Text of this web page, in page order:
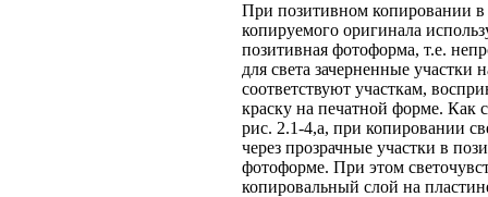
При позитивном копировании в
копируемого оригинала
позитивная фотоформа, т.е.
для света зачерненные участки
соответствуют участкам,
краску на печатной форме. Как
рис. 2.1-4,а, при копировании
через прозрачные участки в
фотоформе. При этом
копировальный слой на